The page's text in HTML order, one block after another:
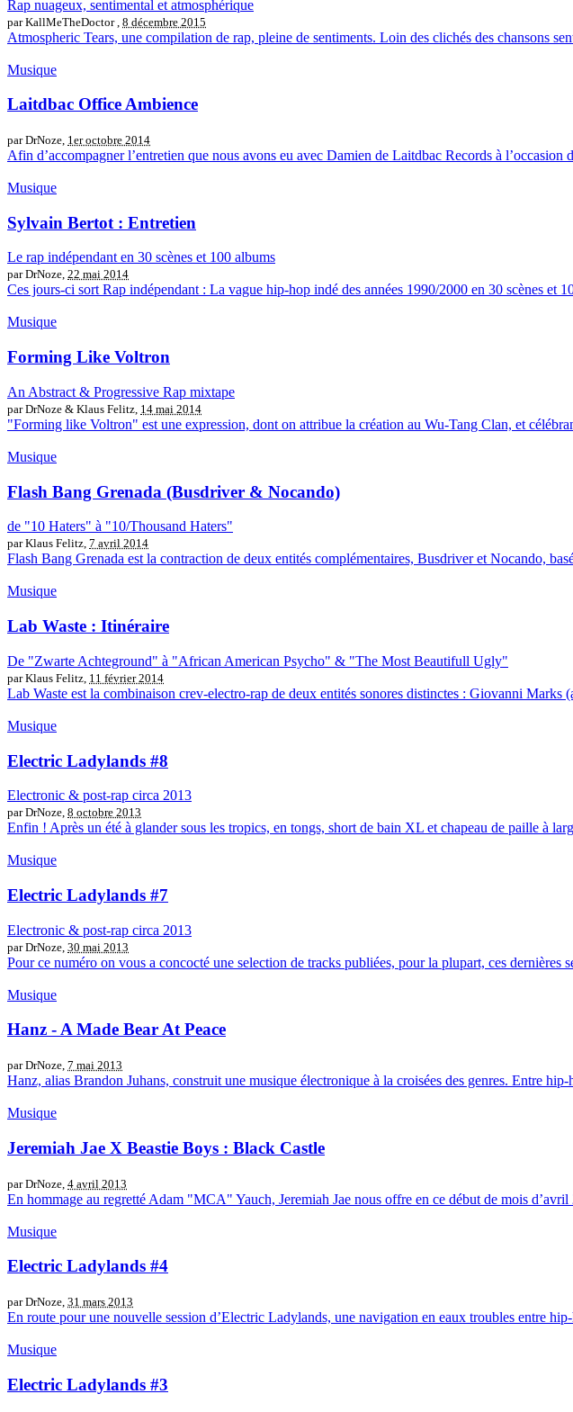
Rap nuageux, sentimental et atmosphérique
par KallMeTheDoctor , 8 décembre 2015
Atmospheric Tears, une compilation de rap, pleine de sentiments. Loin des clichés des chansons
Musique
Laitdbac Office Ambience
par DrNoze, 1er octobre 2014
Afin d’accompagner l’entretien que nous avons eu avec Damien de Laitdbac Records à
Musique
Sylvain Bertot : Entretien
Le rap indépendant en 30 scènes et 100 albums
par DrNoze, 22 mai 2014
Ces jours-ci sort Rap indépendant : La vague hip-hop indé des années 1990/2000 en 30 scènes et
Musique
Forming Like Voltron
An Abstract & Progressive Rap mixtape
par DrNoze & Klaus Felitz, 14 mai 2014
"Forming like Voltron" est une expression, dont on attribue la création au Wu-Tang Clan, et
Musique
Flash Bang Grenada (Busdriver & Nocando)
de "10 Haters" à "10/Thousand Haters"
par Klaus Felitz, 7 avril 2014
Flash Bang Grenada est la contraction de deux entités complémentaires, Busdriver et Nocando,
Musique
Lab Waste : Itinéraire
De "Zwarte Achteground" à "African American Psycho" & "The Most Beautifull Ugly"
par Klaus Felitz, 11 février 2014
Lab Waste est la combinaison crev-electro-rap de deux entités sonores distinctes : Giovanni
Musique
Electric Ladylands #8
Electronic & post-rap circa 2013
par DrNoze, 8 octobre 2013
Enfin ! Après un été à glander sous les tropics, en tongs, short de bain XL et chapeau de paille à
Musique
Electric Ladylands #7
Electronic & post-rap circa 2013
par DrNoze, 30 mai 2013
Pour ce numéro on vous a concocté une selection de tracks publiées, pour la plupart, ces
Musique
Hanz - A Made Bear At Peace
par DrNoze, 7 mai 2013
Hanz, alias Brandon Juhans, construit une musique électronique à la croisées des genres. Entre
Musique
Jeremiah Jae X Beastie Boys : Black Castle
par DrNoze, 4 avril 2013
En hommage au regretté Adam "MCA" Yauch, Jeremiah Jae nous offre en ce début de mois
Musique
Electric Ladylands #4
par DrNoze, 31 mars 2013
En route pour une nouvelle session d’Electric Ladylands, une navigation en eaux troubles entre
Musique
Electric Ladylands #3